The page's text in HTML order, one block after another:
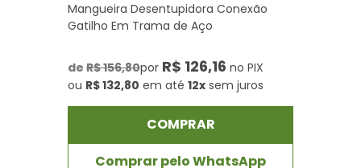
Mangueira Desentupidora Conexão
Gatilho Em Trama de Aço
de R$ 156,80por R$ 126,16 no PIX
ou R$ 132,80 em até 12x sem juros
COMPRAR
Comprar pelo WhatsApp